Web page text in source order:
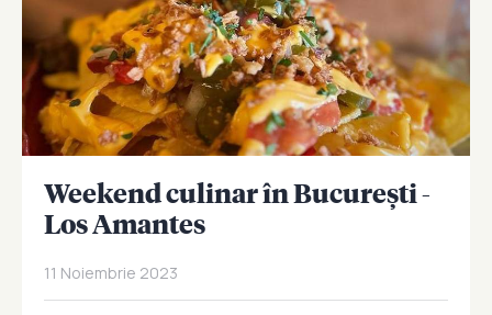
Weekend culinar în București -
Los Amantes
11 Noiembrie 2023